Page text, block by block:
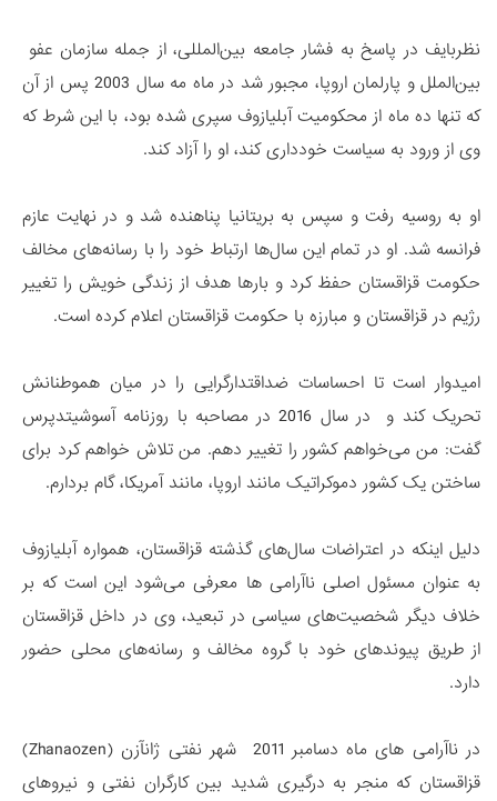
نظربایف در پاسخ به فشار جامعه بین‌المللی، از جمله سازمان عفو ​​
بین‌الملل و پارلمان اروپا، مجبور شد در ماه مه سال 2003 پس از آن
که تنها ده ماه از محکومیت آبلیازوف سپری شده بود، با این شرط که
وی از ورود به سیاست خودداری کند، او را آزاد کند.
او به روسیه رفت و سپس به بریتانیا پناهنده شد و در نهایت عازم
فرانسه شد. او در تمام این سال‌ها ارتباط خود را با رسانه‌های مخالف
حکومت قزاقستان حفظ کرد و بارها هدف از زندگی خویش را تغییر
رژیم در قزاقستان و مبارزه با حکومت قزاقستان اعلام کرده است.
امیدوار است تا احساسات ضداقتدارگرایی را در میان هموطنانش
تحریک کند و در سال 2016 در مصاحبه با روزنامه آسوشیتدپرس
گفت: من می‌خواهم کشور را تغییر دهم. من تلاش خواهم کرد برای
ساختن یک کشور دموکراتیک مانند اروپا، مانند آمریکا، گام بردارم.
دلیل اینکه در اعتراضات سال‌های گذشته قزاقستان، همواره آبلیازوف
به عنوان مسئول اصلی ناآرامی ها معرفی می‌شود این است که بر
خلاف دیگر شخصیت‌های سیاسی در تبعید، وی در داخل قزاقستان
از طریق پیوندهای خود با گروه مخالف و رسانه‌های محلی حضور
دارد.
در ناآرامی های ماه دسامبر 2011 شهر نفتی ژانآزن (Zhanaozen)
قزاقستان که منجر به درگیری شدید بین کارگران نفتی و نیروهای